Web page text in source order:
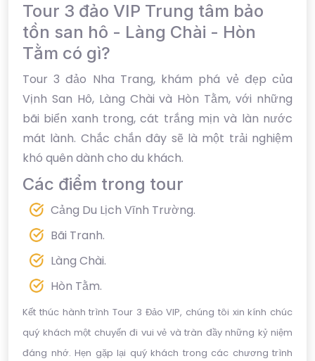
Tour 3 đảo VIP Trung tâm bảo
tồn san hô - Làng Chài - Hòn
Tằm có gì?
Tour 3 đảo Nha Trang, khám phá vẻ đẹp của
Vịnh San Hô, Làng Chài và Hòn Tằm, với những
bãi biển xanh trong, cát trắng mịn và làn nước
mát lành. Chắc chắn đây sẽ là một trải nghiệm
khó quên dành cho du khách.
Các điểm trong tour
Cảng Du Lịch Vĩnh Trường.
Bãi Tranh.
Làng Chài.
Hòn Tằm.
Kết thúc hành trình Tour 3 Đảo VIP, chúng tôi xin kính chúc
quý khách một chuyến đi vui vẻ và tràn đầy những kỷ niệm
đáng nhớ. Hẹn gặp lại quý khách trong các chương trình